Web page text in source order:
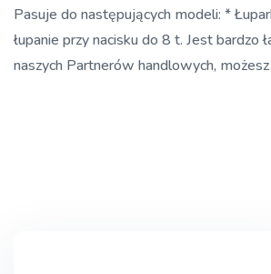
Pasuje do następujących modeli: *
łupanie przy nacisku do 8 t. Jest
naszych Partnerów handlowych,